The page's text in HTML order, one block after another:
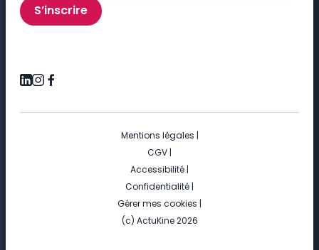
S’inscrire
Mentions légales |
CGV |
Accessibilité |
Confidentialité |
Gérer mes cookies |
(c) ActuKine 2026